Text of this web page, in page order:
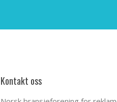
Kontakt oss